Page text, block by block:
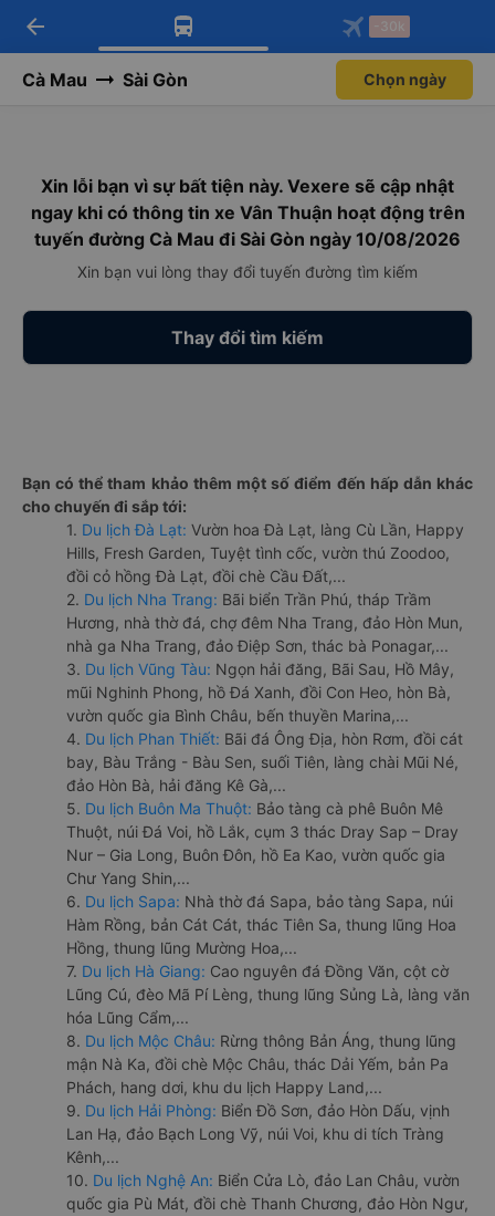
Tải app Vexere ngay!
Nhận ưu đãi thành viên độc
Mở app
Tải app Vexere
-30k/ghế khi đặt vé máy bay qua
Mở app
arrow_back -30k
Cà Mau Sài Gòn Chọn ngày
Xin lỗi bạn vì sự bất tiện này. Vexere sẽ cập nhật
ngay khi có thông tin xe Vân Thuận hoạt động trên
tuyến đường Cà Mau đi Sài Gòn ngày 10/08/2026
Xin bạn vui lòng thay đổi tuyến đường tìm kiếm
Thay đổi tìm kiếm
Bạn có thể tham khảo thêm một số điểm đến hấp dẫn khác
cho chuyến đi sắp tới:
1. Du lịch Đà Lạt: Vườn hoa Đà Lạt, làng Cù Lần, Happy
Hills, Fresh Garden, Tuyệt tình cốc, vườn thú Zoodoo,
đồi cỏ hồng Đà Lạt, đồi chè Cầu Đất,...
2. Du lịch Nha Trang: Bãi biển Trần Phú, tháp Trầm
Hương, nhà thờ đá, chợ đêm Nha Trang, đảo Hòn Mun,
nhà ga Nha Trang, đảo Điệp Sơn, thác bà Ponagar,...
3. Du lịch Vũng Tàu: Ngọn hải đăng, Bãi Sau, Hồ Mây,
mũi Nghinh Phong, hồ Đá Xanh, đồi Con Heo, hòn Bà,
vườn quốc gia Bình Châu, bến thuyền Marina,...
4. Du lịch Phan Thiết: Bãi đá Ông Địa, hòn Rơm, đồi cát
bay, Bàu Trắng - Bàu Sen, suối Tiên, làng chài Mũi Né,
đảo Hòn Bà, hải đăng Kê Gà,...
5. Du lịch Buôn Ma Thuột: Bảo tàng cà phê Buôn Mê
Thuột, núi Đá Voi, hồ Lắk, cụm 3 thác Dray Sap – Dray
Nur – Gia Long, Buôn Đôn, hồ Ea Kao, vườn quốc gia
Chư Yang Shin,...
6. Du lịch Sapa: Nhà thờ đá Sapa, bảo tàng Sapa, núi
Hàm Rồng, bản Cát Cát, thác Tiên Sa, thung lũng Hoa
Hồng, thung lũng Mường Hoa,...
7. Du lịch Hà Giang: Cao nguyên đá Đồng Văn, cột cờ
Lũng Cú, đèo Mã Pí Lèng, thung lũng Sủng Là, làng văn
hóa Lũng Cẩm,...
8. Du lịch Mộc Châu: Rừng thông Bản Áng, thung lũng
mận Nà Ka, đồi chè Mộc Châu, thác Dải Yếm, bản Pa
Phách, hang dơi, khu du lịch Happy Land,...
9. Du lịch Hải Phòng: Biển Đồ Sơn, đảo Hòn Dấu, vịnh
Lan Hạ, đảo Bạch Long Vỹ, núi Voi, khu di tích Tràng
Kênh,...
10. Du lịch Nghệ An: Biển Cửa Lò, đảo Lan Châu, vườn
quốc gia Pù Mát, đồi chè Thanh Chương, đảo Hòn Ngư,